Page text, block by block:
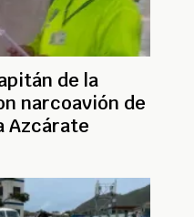
de la
narcoavión de
Azcárate